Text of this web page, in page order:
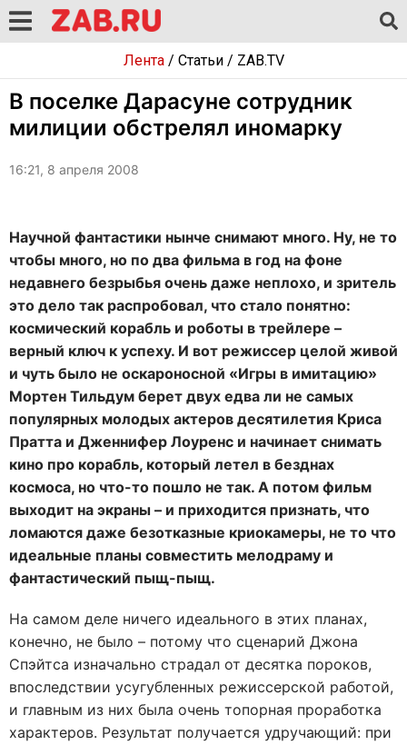
Лента/ Статьи/ ZAB.TV
В поселке Дарасуне сотрудник
милиции обстрелял иномарку
16:21, 8 апреля 2008
Научной фантастики нынче снимают много. Ну, не то
чтобы много, но по два фильма в год на фоне
недавнего безрыбья очень даже неплохо, и зритель
это дело так распробовал, что стало понятно:
космический корабль и роботы в трейлере –
верный ключ к успеху. И вот режиссер целой живой
и чуть было не оскароносной «Игры в имитацию»
Мортен Тильдум берет двух едва ли не самых
популярных молодых актеров десятилетия Криса
Пратта и Дженнифер Лоуренс и начинает снимать
кино про корабль, который летел в безднах
космоса, но что-то пошло не так. А потом фильм
выходит на экраны – и приходится признать, что
ломаются даже безотказные криокамеры, не то что
идеальные планы совместить мелодраму и
фантастический пыщ-пыщ.
На самом деле ничего идеального в этих планах,
конечно, не было – потому что сценарий Джона
Спэйтса изначально страдал от десятка пороков,
впоследствии усугубленных режиссерской работой,
и главным из них была очень топорная проработка
характеров. Результат получается удручающий: при